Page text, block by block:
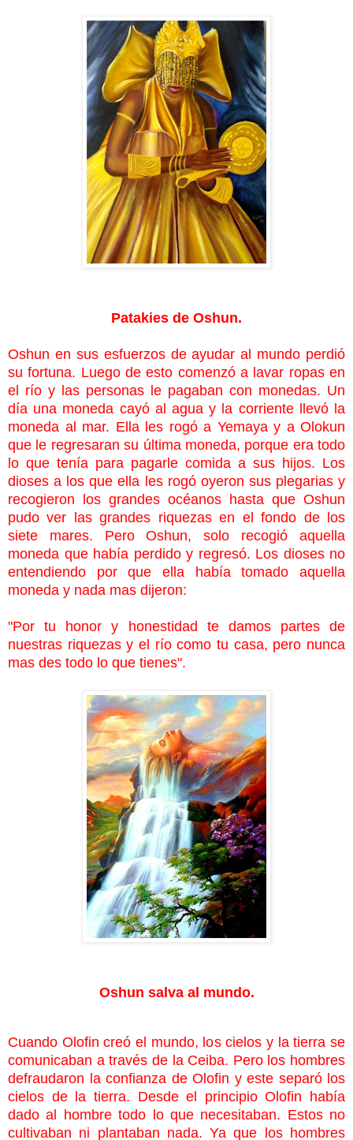
Patakies de Oshun.
Oshun en sus esfuerzos de ayudar al mundo perdió
su fortuna. Luego de esto comenzó a lavar ropas en
el río y las personas le pagaban con monedas. Un
día una moneda cayó al agua y la corriente llevó la
moneda al mar. Ella les rogó a Yemaya y a Olokun
que le regresaran su última moneda, porque era todo
lo que tenía para pagarle comida a sus hijos. Los
dioses a los que ella les rogó oyeron sus plegarias y
recogieron los grandes océanos hasta que Oshun
pudo ver las grandes riquezas en el fondo de los
siete mares. Pero Oshun, solo recogió aquella
moneda que había perdido y regresó. Los dioses no
entendiendo por que ella había tomado aquella
moneda y nada mas dijeron:
"Por tu honor y honestidad te damos partes de
nuestras riquezas y el río como tu casa, pero nunca
mas des todo lo que tienes".
Oshun salva al mundo.
Cuando Olofin creó el mundo, los cielos y la tierra se
comunicaban a través de la Ceiba. Pero los hombres
defraudaron la confianza de Olofin y este separó los
cielos de la tierra. Desde el principio Olofin había
dado al hombre todo lo que necesitaban. Estos no
cultivaban ni plantaban nada. Ya que los hombres